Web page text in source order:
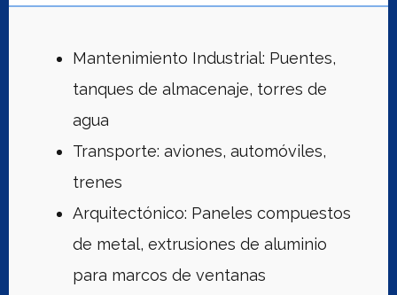
Mantenimiento Industrial: Puentes,
tanques de almacenaje, torres de
agua
Transporte: aviones, automóviles,
trenes
Arquitectónico: Paneles compuestos
de metal, extrusiones de aluminio
para marcos de ventanas